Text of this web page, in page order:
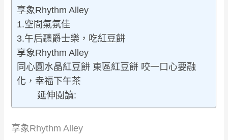
享象Rhythm Alley
1.空間氣氛佳
3.午后聽爵士樂，吃紅豆餅
享象Rhythm Alley
同心圓水晶紅豆餅 東區紅豆餅 咬一口心要融
化，幸福下午茶
延伸閱讀:
享象Rhythm Alley